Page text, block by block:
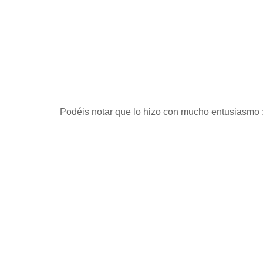
Podéis notar que lo hizo con mucho entusiasmo